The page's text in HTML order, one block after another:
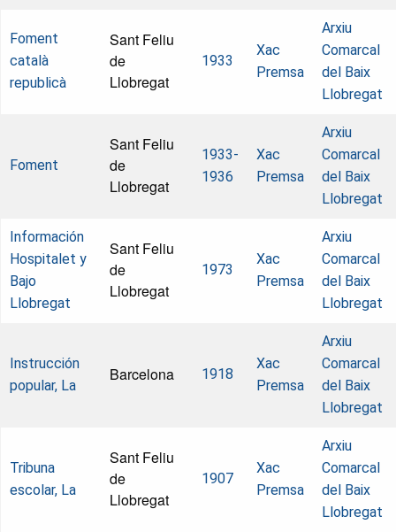
Foment
català
republicà
Sant Feliu
de
Llobregat
1933
Xac
Premsa
Arxiu
Comarcal
del Baix
Llobregat
Foment
Sant Feliu
de
Llobregat
1933-
1936
Xac
Premsa
Arxiu
Comarcal
del Baix
Llobregat
Información
Hospitalet y
Bajo
Llobregat
Sant Feliu
de
Llobregat
1973
Xac
Premsa
Arxiu
Comarcal
del Baix
Llobregat
Instrucción
popular, La
Barcelona 1918
Xac
Premsa
Arxiu
Comarcal
del Baix
Llobregat
Tribuna
escolar, La
Sant Feliu
de
Llobregat
1907
Xac
Premsa
Arxiu
Comarcal
del Baix
Llobregat